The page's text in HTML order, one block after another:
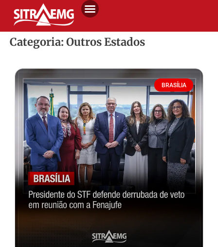
Categoria: Outros Estados
BRASÍLIA